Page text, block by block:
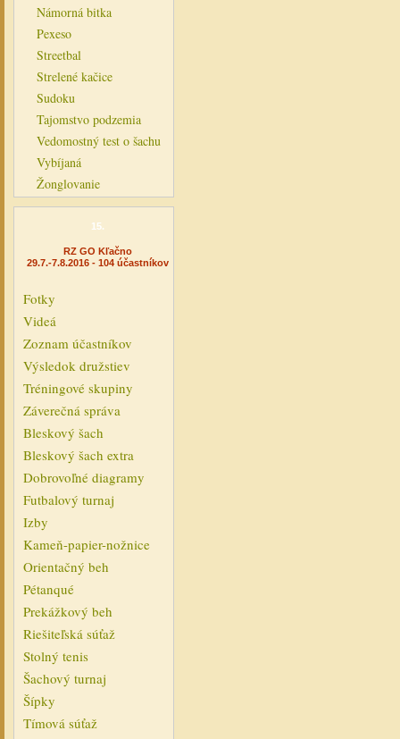
Námorná bitka
Pexeso
Streetbal
Strelené kačice
Sudoku
Tajomstvo podzemia
Vedomostný test o šachu
Vybíjaná
Žonglovanie
15.
RZ GO Kľačno
29.7.-7.8.2016 - 104 účastníkov
Fotky
Videá
Zoznam účastníkov
Výsledok družstiev
Tréningové skupiny
Záverečná správa
Bleskový šach
Bleskový šach extra
Dobrovoľné diagramy
Futbalový turnaj
Izby
Kameň-papier-nožnice
Orientačný beh
Pétanqué
Prekážkový beh
Riešiteľská súťaž
Stolný tenis
Šachový turnaj
Šípky
Tímová súťaž